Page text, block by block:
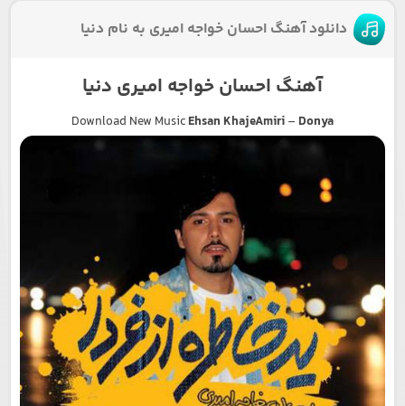
دانلود آهنگ احسان خواجه امیری به نام دنیا
آهنگ احسان خواجه امیری دنیا
Download New MusicEhsan KhajeAmiri– Donya